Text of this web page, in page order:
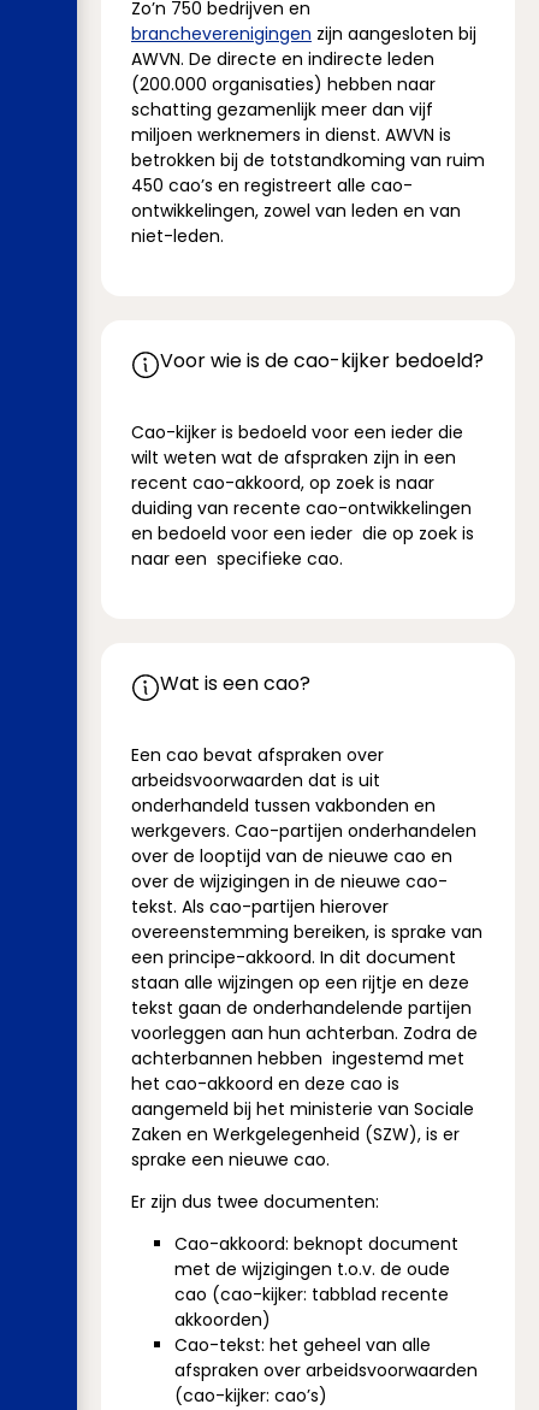
Zo’n 750 bedrijven en
brancheverenigingen zijn aangesloten bij
AWVN. De directe en indirecte leden
(200.000 organisaties) hebben naar
schatting gezamenlijk meer dan vijf
miljoen werknemers in dienst. AWVN is
betrokken bij de totstandkoming van ruim
450 cao’s en registreert alle cao-
ontwikkelingen, zowel van leden en van
niet-leden.
Voor wie is de cao-kijker bedoeld?
Cao-kijker is bedoeld voor een ieder die
wilt weten wat de afspraken zijn in een
recent cao-akkoord, op zoek is naar
duiding van recente cao-ontwikkelingen
en bedoeld voor een ieder die op zoek is
naar een specifieke cao.
Wat is een cao?
Een cao bevat afspraken over
arbeidsvoorwaarden dat is uit
onderhandeld tussen vakbonden en
werkgevers. Cao-partijen onderhandelen
over de looptijd van de nieuwe cao en
over de wijzigingen in de nieuwe cao-
tekst. Als cao-partijen hierover
overeenstemming bereiken, is sprake van
een principe-akkoord. In dit document
staan alle wijzingen op een rijtje en deze
tekst gaan de onderhandelende partijen
voorleggen aan hun achterban. Zodra de
achterbannen hebben ingestemd met
het cao-akkoord en deze cao is
aangemeld bij het ministerie van Sociale
Zaken en Werkgelegenheid (SZW), is er
sprake een nieuwe cao.
Er zijn dus twee documenten:
Cao-akkoord: beknopt document
met de wijzigingen t.o.v. de oude
cao (cao-kijker: tabblad recente
akkoorden)
Cao-tekst: het geheel van alle
afspraken over arbeidsvoorwaarden
(cao-kijker: cao’s)